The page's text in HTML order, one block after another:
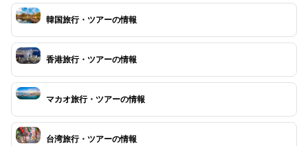
韓国旅行・ツアーの情報
香港旅行・ツアーの情報
マカオ旅行・ツアーの情報
台湾旅行・ツアーの情報